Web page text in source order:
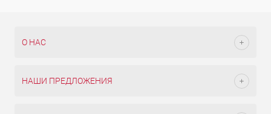
О НАС
НАШИ ПРЕДЛОЖЕНИЯ